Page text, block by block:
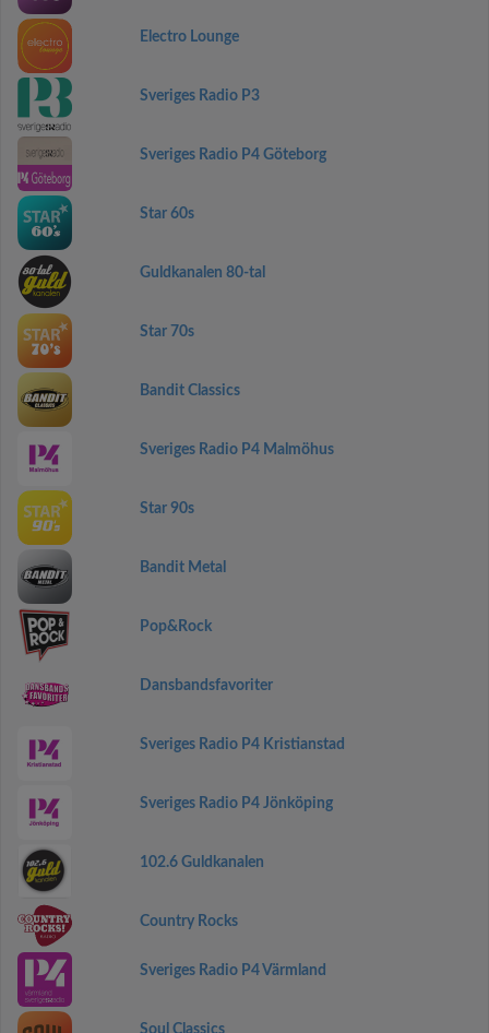
Electro Lounge
Sveriges Radio P3
Sveriges Radio P4 Göteborg
Star 60s
Guldkanalen 80-tal
Star 70s
Bandit Classics
Sveriges Radio P4 Malmöhus
Star 90s
Bandit Metal
Pop&Rock
Dansbandsfavoriter
Sveriges Radio P4 Kristianstad
Sveriges Radio P4 Jönköping
102.6 Guldkanalen
Country Rocks
Sveriges Radio P4 Värmland
Soul Classics